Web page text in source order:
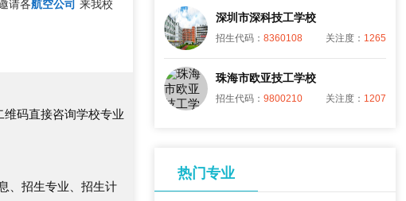
请各航空公司 来我校
码直接咨询学校专业
、招生专业、招生计
深圳市深科技工学校
招生代码： 8360108 关注度： 1265
珠海市欧亚技工学校
招生代码： 9800210 关注度： 1207
热门专业